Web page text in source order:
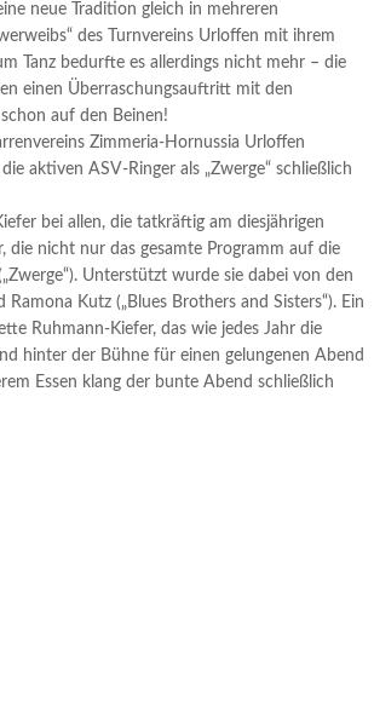
neue Tradition gleich in mehreren
des Turnvereins Urloffen mit ihrem
Tanz bedurfte es allerdings nicht mehr – die
einen Überraschungsauftritt mit den
auf den Beinen!
Zimmeria-Hornussia Urloffen
aktiven ASV-Ringer als „Zwerge“ schließlich
bei allen, die tatkräftig am diesjährigen
die nicht nur das gesamte Programm auf die
Unterstützt wurde sie dabei von den
Kutz („Blues Brothers and Sisters“). Ein
Ruhmann-Kiefer, das wie jedes Jahr die
hinter der Bühne für einen gelungenen Abend
Essen klang der bunte Abend schließlich